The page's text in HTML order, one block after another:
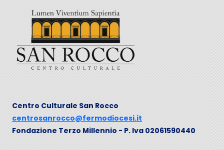
Centro Culturale San Rocco
centrosanrocco@fermodiocesi.it
Fondazione Terzo Millennio - P. Iva 02061590440